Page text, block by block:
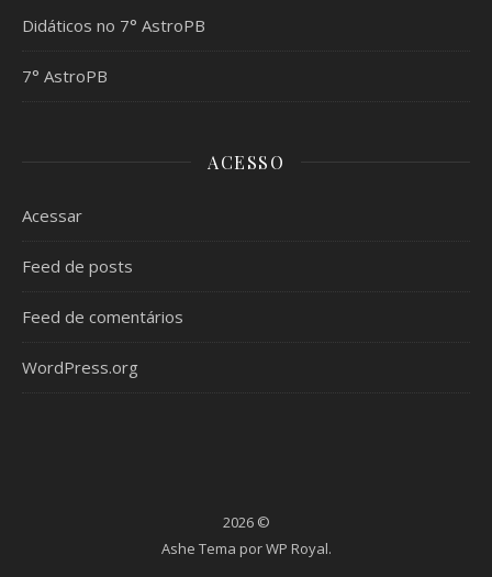
Didáticos no 7° AstroPB
7° AstroPB
ACESSO
Acessar
Feed de posts
Feed de comentários
WordPress.org
2026 ©
Ashe Tema porWP Royal.